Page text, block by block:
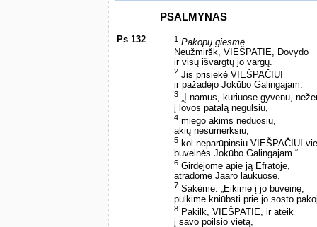
PSALMYNAS
Ps 132 1 Pakopų giesmė.
Neužmiršk, VIEŠPATIE, Dovydo
ir visų išvargtų jo vargų.
2 Jis prisiekė VIEŠPAČIUI
ir pažadėjo Jokūbo Galingajam:
3 „Į namus, kuriuose gyvenu,
į lovos patalą negulsiu,
4 miego akims neduosiu,
akių nesumerksiu,
5 kol neparūpinsiu VIEŠPAČIUI
buveinės Jokūbo Galingajam.“
6 Girdėjome apie ją Efratoje,
atradome Jaaro laukuose.
7 Sakėme: „Eikime į jo buveinę,
pulkime kniūbsti prie jo sosto
8 Pakilk, VIEŠPATIE, ir ateik
į savo poilsio vietą,